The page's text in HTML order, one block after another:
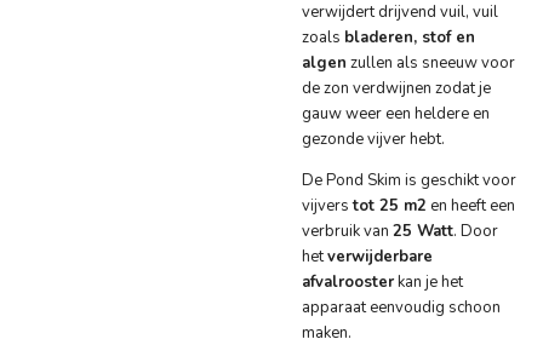
verwijdert drijvend vuil, vuil
zoals bladeren, stof en
algen zullen als sneeuw voor
de zon verdwijnen zodat je
gauw weer een heldere en
gezonde vijver hebt.
De Pond Skim is geschikt voor
vijvers tot 25 m2 en heeft een
verbruik van 25 Watt. Door
hetverwijderbare
afvalroosterkan je het
apparaat eenvoudig schoon
maken.